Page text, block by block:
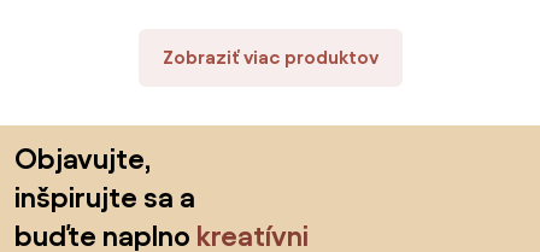
Zobraziť viac produktov
Objavujte,
inšpirujte sa a
buďte naplno kreatívni